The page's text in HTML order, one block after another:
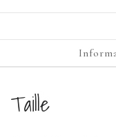
Taille